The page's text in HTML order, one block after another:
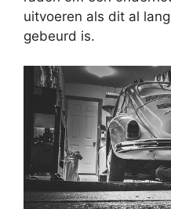
uitvoeren als dit al
gebeurd is.